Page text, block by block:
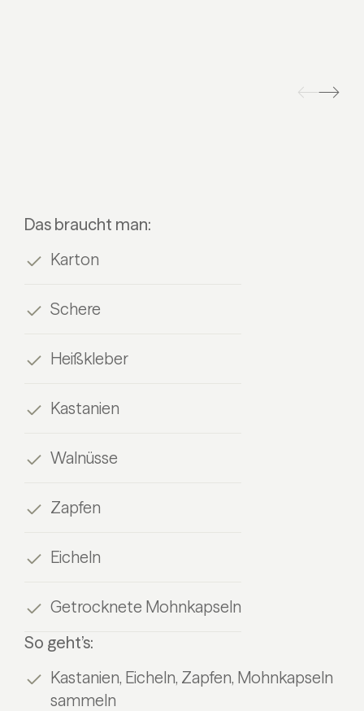
Das braucht man:
Karton
Schere
Heißkleber
Kastanien
Walnüsse
Zapfen
Eicheln
Getrocknete Mohnkapseln
So geht’s:
Kastanien, Eicheln, Zapfen, Mohnkapseln
sammeln